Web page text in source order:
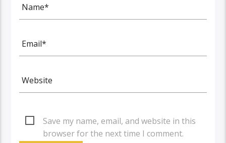
Save my name, email, and website in this
browser for the next time I comment.